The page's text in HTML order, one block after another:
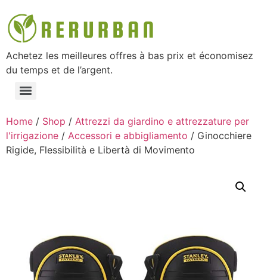
Achetez les meilleures offres à bas prix et économisez
du temps et de l’argent.
Home / Shop / Attrezzi da giardino e attrezzature per
l'irrigazione / Accessori e abbigliamento / Ginocchiere
Rigide, Flessibilità e Libertà di Movimento